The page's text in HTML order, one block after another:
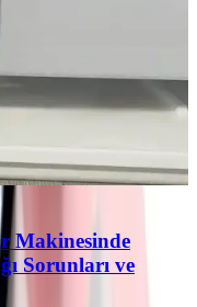
Makinesinde
Sorunları ve